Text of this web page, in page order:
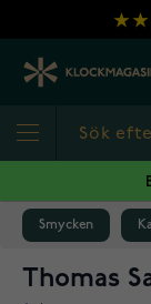
Hoppa till
Smycken
Thomas